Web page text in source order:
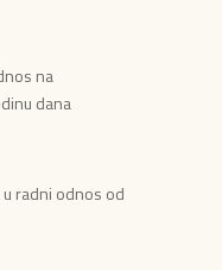
na
dana
radni odnos od